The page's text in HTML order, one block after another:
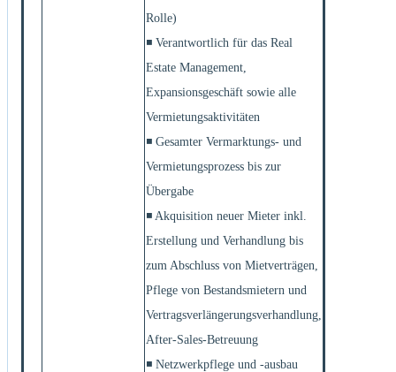
Rolle)
◾ Verantwortlich für das Real
Estate Management,
Expansionsgeschäft sowie alle
Vermietungsaktivitäten
◾ Gesamter Vermarktungs- und
Vermietungsprozess bis zur
Übergabe
◾ Akquisition neuer Mieter inkl.
Erstellung und Verhandlung bis
zum Abschluss von Mietverträgen,
Pflege von Bestandsmietern und
Vertragsverlängerungsverhandlung,
After-Sales-Betreuung
◾ Netzwerkpflege und -ausbau